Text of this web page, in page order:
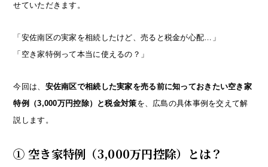
せていただきます。
「安佐南区の実家を相続したけど、売ると税金が心配…」
「空き家特例って本当に使えるの？」
今回は、 安佐南区で相続した実家を売る前に知っておきたい空き家
特例（3,000万円控除）と税金対策を、広島の具体事例を交えて解
説します。
① 空き家特例（3,000万円控除）とは？